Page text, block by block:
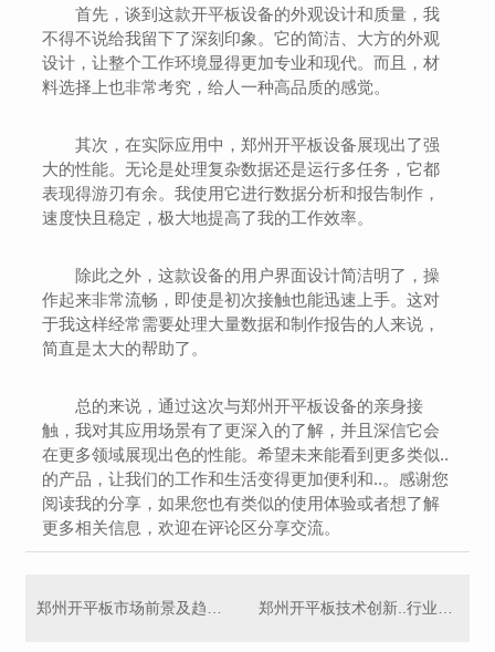
首先，谈到这款开平板设备的外观设计和质量，我
不得不说给我留下了深刻印象。它的简洁、大方的外观
设计，让整个工作环境显得更加专业和现代。而且，材
料选择上也非常考究，给人一种高品质的感觉。
其次，在实际应用中，郑州开平板设备展现出了强
大的性能。无论是处理复杂数据还是运行多任务，它都
表现得游刃有余。我使用它进行数据分析和报告制作，
速度快且稳定，极大地提高了我的工作效率。
除此之外，这款设备的用户界面设计简洁明了，操
作起来非常流畅，即使是初次接触也能迅速上手。这对
于我这样经常需要处理大量数据和制作报告的人来说，
简直是太大的帮助了。
总的来说，通过这次与郑州开平板设备的亲身接
触，我对其应用场景有了更深入的了解，并且深信它会
在更多领域展现出色的性能。希望未来能看到更多类似..
的产品，让我们的工作和生活变得更加便利和..。感谢您
阅读我的分享，如果您也有类似的使用体验或者想了解
更多相关信息，欢迎在评论区分享交流。